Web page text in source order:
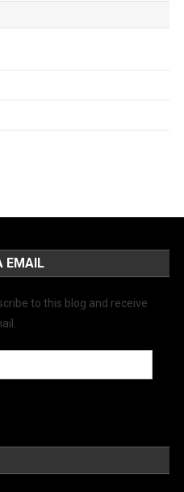
EMAIL
to this blog and receive